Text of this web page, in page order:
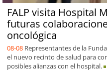
FALP visita Hospital
futuras
oncológica
08-08 Representantes de la
el nuevo recinto de salud para
posibles alianzas con el hospital.